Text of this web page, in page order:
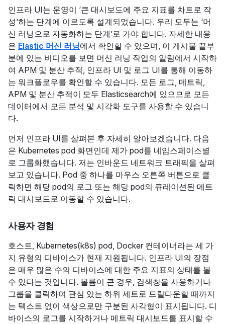
인프라 UI는 운영이 ‘큰 대시보드에 주요 지표를 차트로 작
성’하는 단계에 이르도록 설계되었습니다. 우리 모두는 ‘머
신 러닝으로 자동화하는 단계’로 가야 합니다. 자세한 내용
은 Elastic 머신 러닝에서 확인할 수 있으며, 이 게시물 끝부
분에 있는 비디오를 보면 머신 러닝 작업의 알림에서 시작하
여 APM 및 분산 추적, 인프라 UI 및 로그 UI를 통해 이동하
는 워크플로우를 확인할 수 있습니다. 모든 로그, 메트릭,
APM 및 분산 추적이 모두 Elasticsearch에 있으므로 모든
데이터에서 모든 분석 및 시각화 도구를 사용할 수 있습니
다.
먼저 인프라 UI를 살펴본 후 자세히 알아보겠습니다. 다음
은 Kubernetes pod 화면인데 제가 pod를 네임스페이스별
로 그룹화했습니다. 저는 인바운드 네트워크 트래픽을 살펴
보고 있습니다. Pod 중 하나를 마우스 오른쪽 버튼으로 클
릭하면 해당 pod의 로그 또는 해당 pod의 큐레이션된 메트
릭 대시보드로 이동할 수 있습니다.
사용자 경험
호스트, Kubernetes(k8s) pod, Docker 컨테이너라는 세 가
지 유형의 디바이스가 현재 지원됩니다. 인프라 UI의 장점
은 매우 많은 수의 디바이스에 대한 주요 지표의 상태를 볼
수 있다는 것입니다. 볼륨이 큰 경우, 검색창을 사용하거나
그룹을 클릭하여 관심 있는 하위 세트로 드릴다운할 때까지
는 텍스트 없이 색상으로만 구분된 사각형이 표시됩니다. 디
바이스의 로그를 시작하거나 메트릭 대시보드를 표시할 수